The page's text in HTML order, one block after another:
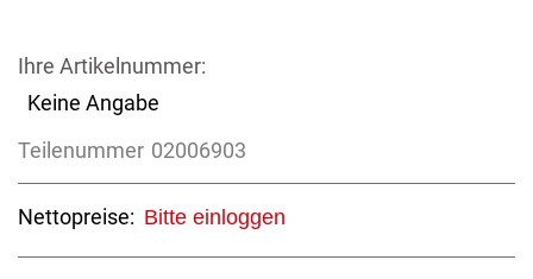
Ihre Artikelnummer:
Keine Angabe
Teilenummer 02006903
Nettopreise: Bitte einloggen